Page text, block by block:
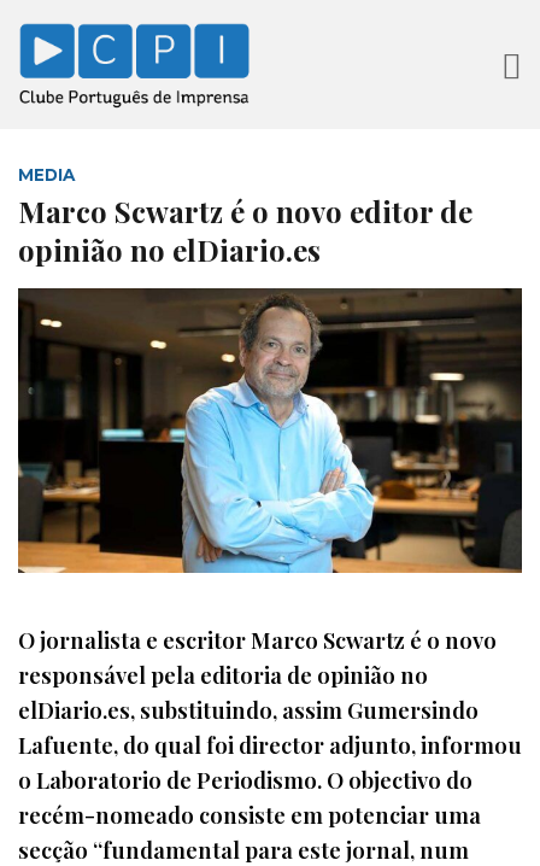
MEDIA
Marco Scwartz é o novo editor de
opinião no elDiario.es
O jornalista e escritor Marco Scwartz é o novo
responsável pela editoria de opinião no
elDiario.es, substituindo, assim Gumersindo
Lafuente, do qual foi director adjunto, informou
o Laboratorio de Periodismo. O objectivo do
recém-nomeado consiste em potenciar uma
secção “fundamental para este jornal, num